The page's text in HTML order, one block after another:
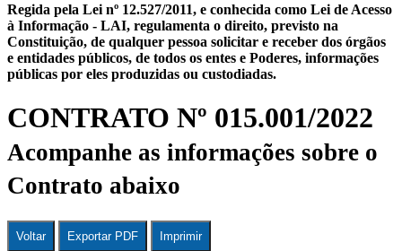
Regida pela Lei nº 12.527/2011, e conhecida como Lei de Acesso
à Informação - LAI, regulamenta o direito, previsto na
Constituição, de qualquer pessoa solicitar e receber dos órgãos
e entidades públicos, de todos os entes e Poderes, informações
públicas por eles produzidas ou custodiadas.
CONTRATO Nº 015.001/2022
Acompanhe as informações sobre o
Contrato abaixo
Voltar Exportar PDF Imprimir